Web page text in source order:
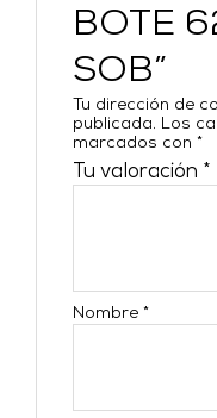
BOTE
SOB”
Tu dirección de
publicada. Los
marcados con*
Tu valoración *
Nombre*